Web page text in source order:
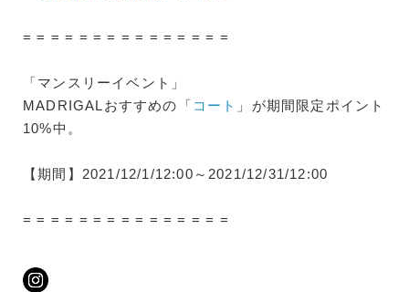
= = = = = = = = = = = = = = =
「マンスリーイベント」
MADRIGALおすすめの「 コート 」が期間限定ポイント
10%中。
【期間】2021/12/1/12:00～2021/12/31/12:00
= = = = = = = = = = = = = = =